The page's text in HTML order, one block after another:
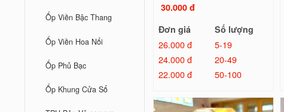
Ốp Viền Bậc Thang
Ốp Viền Hoa Nổi
Ốp Phủ Bạc
Ốp Khung Cửa Sổ
30.000 đ
Đơn giá
Số lượng
26.000 đ
5-19
24.000 đ
20-49
22.000 đ
50-100